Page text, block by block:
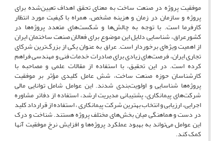
موفقیت پروژه در صنعت ساخت‌ به معنای تحقق اهداف تعیین‌شده برای
پروژه و سازمان در زمان و هزینه مشخص، همراه با کیفیت مورد انتظار
کارفرما است. با توجه به چالش‌ها و شکست‌های متعدد پروژه‌ها در
کشورعراق، شناسایی دلایل این موضوع برای فعالان صنعت ساختمان ایران
از اهمیت ویژه‌ای برخوردار است. عراق به عنوان یکی از بزرگ‌ترین شرکای
تجاری ایران، فرصت‌های زیادی برای صادرات خدمات فنی و مهندسی فراهم
کرده است. در این تحقیق، با استفاده از مقالات علمی و مصاحبه با
کارشناسان حوزه صنعت ساخت، شش عامل کلیدی مؤثر بر موفقیت
پروژه‌ها شناسایی و اولویت‌بندی شدند. این عوامل شامل توانایی مالی
شرکت‌های پیمانکاری، پشتیبانی مدیریت ارشد، استفاده از دفاتر مشاوره
اجرایی، ارزیابی و انتخاب بهترین شرکت پیمانکاری ، استفاده از قرارداد کلید
در دست و هماهنگی میان بخش‌های مختلف پروژه هستند. شناخت و درک
این عوامل می‌تواند به بهبود عملکرد پروژه‌ها و افزایش نرخ موفقیت آنها
کمک کند.